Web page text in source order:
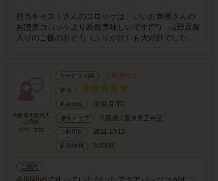
担当キャストさんのコロッケは、いいお肉屋さんの
お惣菜コロッケより断然美味しいです(^^) 高野豆腐
入りのご飯のおとも（ふりかけ）も大好評でした。
大阪府大阪市天
王寺区
40代
女性
サービス内容 お料理代行
評価
利用頻度 定期 月2回
提供エリア 大阪府大阪市天王寺区
ご利用日 2021-10-13
利用時間 3.0時間
ご感想